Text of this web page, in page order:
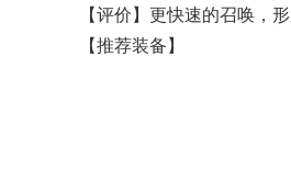
【评价】更快速的召唤，
【推荐装备】